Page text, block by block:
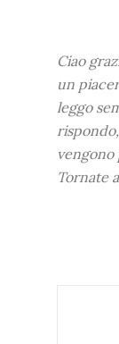
Ciao
un
leggo
vengono
Tornate